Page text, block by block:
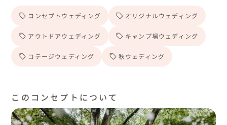
コンセプトウェディング オリジナルウェディング
アウトドアウェディング キャンプ場ウェディング
コテージウェディング 秋ウェディング
このコンセプトについて